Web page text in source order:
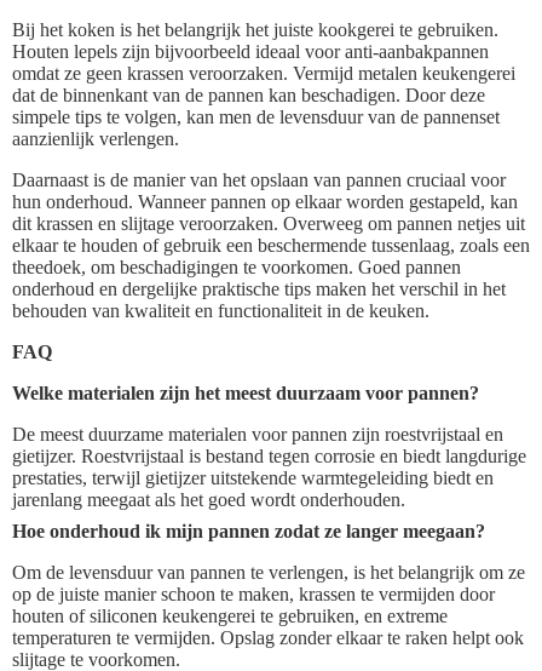
Bij het koken is het belangrijk het juiste kookgerei te gebruiken.
Houten lepels zijn bijvoorbeeld ideaal voor anti-aanbakpannen
omdat ze geen krassen veroorzaken. Vermijd metalen keukengerei
dat de binnenkant van de pannen kan beschadigen. Door deze
simpele tips te volgen, kan men de levensduur van de pannenset
aanzienlijk verlengen.
Daarnaast is de manier van het opslaan van pannen cruciaal voor
hun onderhoud. Wanneer pannen op elkaar worden gestapeld, kan
dit krassen en slijtage veroorzaken. Overweeg om pannen netjes uit
elkaar te houden of gebruik een beschermende tussenlaag, zoals een
theedoek, om beschadigingen te voorkomen. Goed pannen
onderhoud en dergelijke praktische tips maken het verschil in het
behouden van kwaliteit en functionaliteit in de keuken.
FAQ
Welke materialen zijn het meest duurzaam voor pannen?
De meest duurzame materialen voor pannen zijn roestvrijstaal en
gietijzer. Roestvrijstaal is bestand tegen corrosie en biedt langdurige
prestaties, terwijl gietijzer uitstekende warmtegeleiding biedt en
jarenlang meegaat als het goed wordt onderhouden.
Hoe onderhoud ik mijn pannen zodat ze langer meegaan?
Om de levensduur van pannen te verlengen, is het belangrijk om ze
op de juiste manier schoon te maken, krassen te vermijden door
houten of siliconen keukengerei te gebruiken, en extreme
temperaturen te vermijden. Opslag zonder elkaar te raken helpt ook
slijtage te voorkomen.